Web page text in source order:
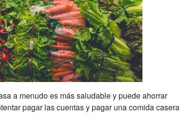
a menudo es más saludable y puede ahorrar
pagar las cuentas y pagar una comida casera